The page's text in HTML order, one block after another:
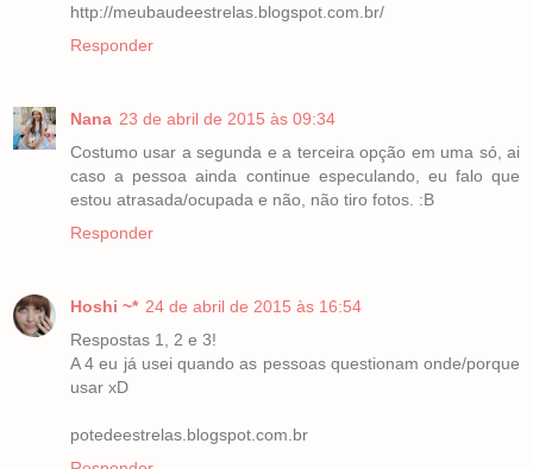
http://meubaudeestrelas.blogspot.com.br/
Responder
Nana 23 de abril de 2015 às 09:34
Costumo usar a segunda e a terceira opção em uma só, ai
caso a pessoa ainda continue especulando, eu falo que
estou atrasada/ocupada e não, não tiro fotos. :B
Responder
Hoshi ~* 24 de abril de 2015 às 16:54
Respostas 1, 2 e 3!
A 4 eu já usei quando as pessoas questionam onde/porque
usar xD
potedeestrelas.blogspot.com.br